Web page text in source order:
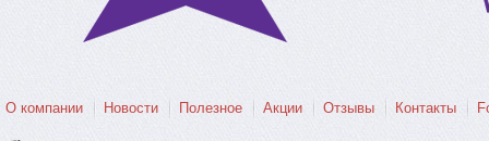
О компании Новости Полезное Акции Отзывы Контакты